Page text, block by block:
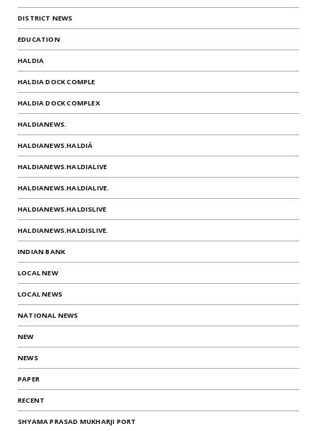
DISTRICT NEWS
EDUCATION
HALDIA
HALDIA DOCK COMPLE
HALDIA DOCK COMPLEX
HALDIANEWS.
HALDIANEWS.HALDIÁ
HALDIANEWS.HALDIALIVE
HALDIANEWS.HALDIALIVE.
HALDIANEWS.HALDISLIVE
HALDIANEWS.HALDISLIVE.
INDIAN BANK
LOCAL NEW
LOCAL NEWS
NATIONAL NEWS
NEW
NEWS
PAPER
RECENT
SHYAMA PRASAD MUKHARJI PORT